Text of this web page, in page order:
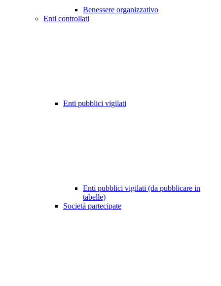
Benessere organizzativo
Enti controllati
Enti pubblici vigilati
Enti pubblici vigilati (da pubblicare in
tabelle)
Società partecipate